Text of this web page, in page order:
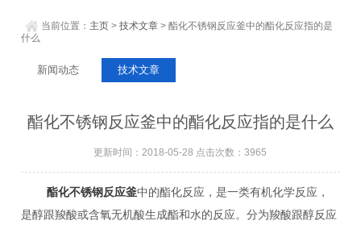
当前位置： 主页 >技术文章 > 酯化不锈钢反应釜中的酯化反应指的是
什么
新闻动态 技术文章
酯化不锈钢反应釜中的酯化反应指的是什么
更新时间：2018-05-28 点击次数：3965
酯化不锈钢反应釜中的酯化反应，是一类有机化学反应，
是醇跟羧酸或含氧无机酸生成酯和水的反应。分为羧酸跟醇反应